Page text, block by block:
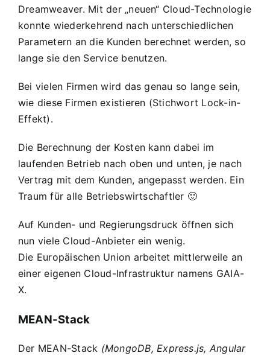
Dreamweaver. Mit der „neuen“ Cloud-Technologie
konnte wiederkehrend nach unterschiedlichen
Parametern an die Kunden berechnet werden, so
lange sie den Service benutzen.
Bei vielen Firmen wird das genau so lange sein,
wie diese Firmen existieren (Stichwort Lock-in-
Effekt).
Die Berechnung der Kosten kann dabei im
laufenden Betrieb nach oben und unten, je nach
Vertrag mit dem Kunden, angepasst werden. Ein
Traum für alle Betriebswirtschaftler 🙂
Auf Kunden- und Regierungsdruck öffnen sich
nun viele Cloud-Anbieter ein wenig.
Die Europäischen Union arbeitet mittlerweile an
einer eigenen Cloud-Infrastruktur namens GAIA-
X.
MEAN-Stack
Der MEAN-Stack (MongoDB, Express.js, Angular